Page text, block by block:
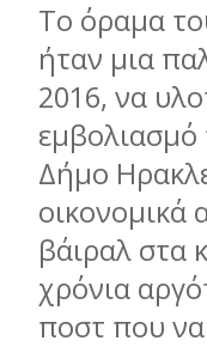
Το όραμα
ήταν μια
2016, να
εμβολιασμό
Δήμο
οικονομικά
βάιραλ στα
χρόνια
ποστ που να